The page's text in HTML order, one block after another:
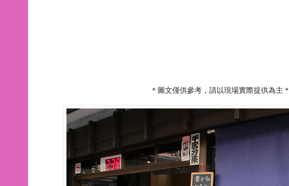
＊圖文僅供參考，請以現場實際提供為主＊